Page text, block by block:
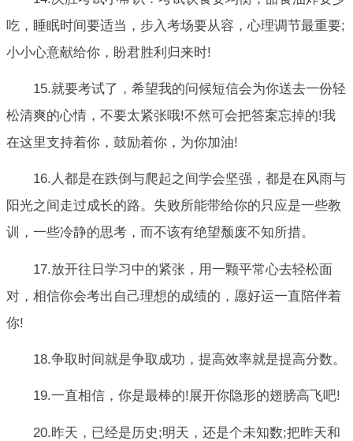
吃，睡眠时间要适当，步入考场要从容，心理调节最重要;
小小心意献给你，盼君胜利归来时!
15.就要考试了，希望我的问候短信会为你送去一份轻
松清爽的心情，不要太紧张哦!不然可会把答案忘掉的!我
在这里支持着你，鼓励着你，为你加油!
16.人都是在跌倒与爬起之间学会坚强，都是在风雨与
阳光之间走过成长的路。失败所能带给你的只应是一些教
训，一些冷静的思考，而不该有绝望颓废不知所措。
17.放开往日学习中的紧张，用一颗平常心去轻松面
对，相信你会考出自己理想的成绩的，愿好运一直陪伴着
你!
18.争取时间就是争取成功，提高效率就是提高分数。
19.一直相信，你是最棒的!展开你隐形的翅膀高飞吧!
20.昨天，已经是历史;明天，还是个未知数;把昨天和